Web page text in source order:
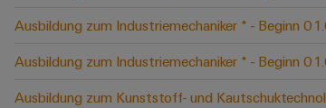
Ausbildung zum Industriemechaniker * - Beginn
Ausbildung zum Industriemechaniker * - Beginn
Ausbildung zum Kunststoff- und